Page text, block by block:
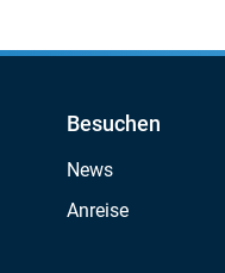
Besuchen
News
Anreise